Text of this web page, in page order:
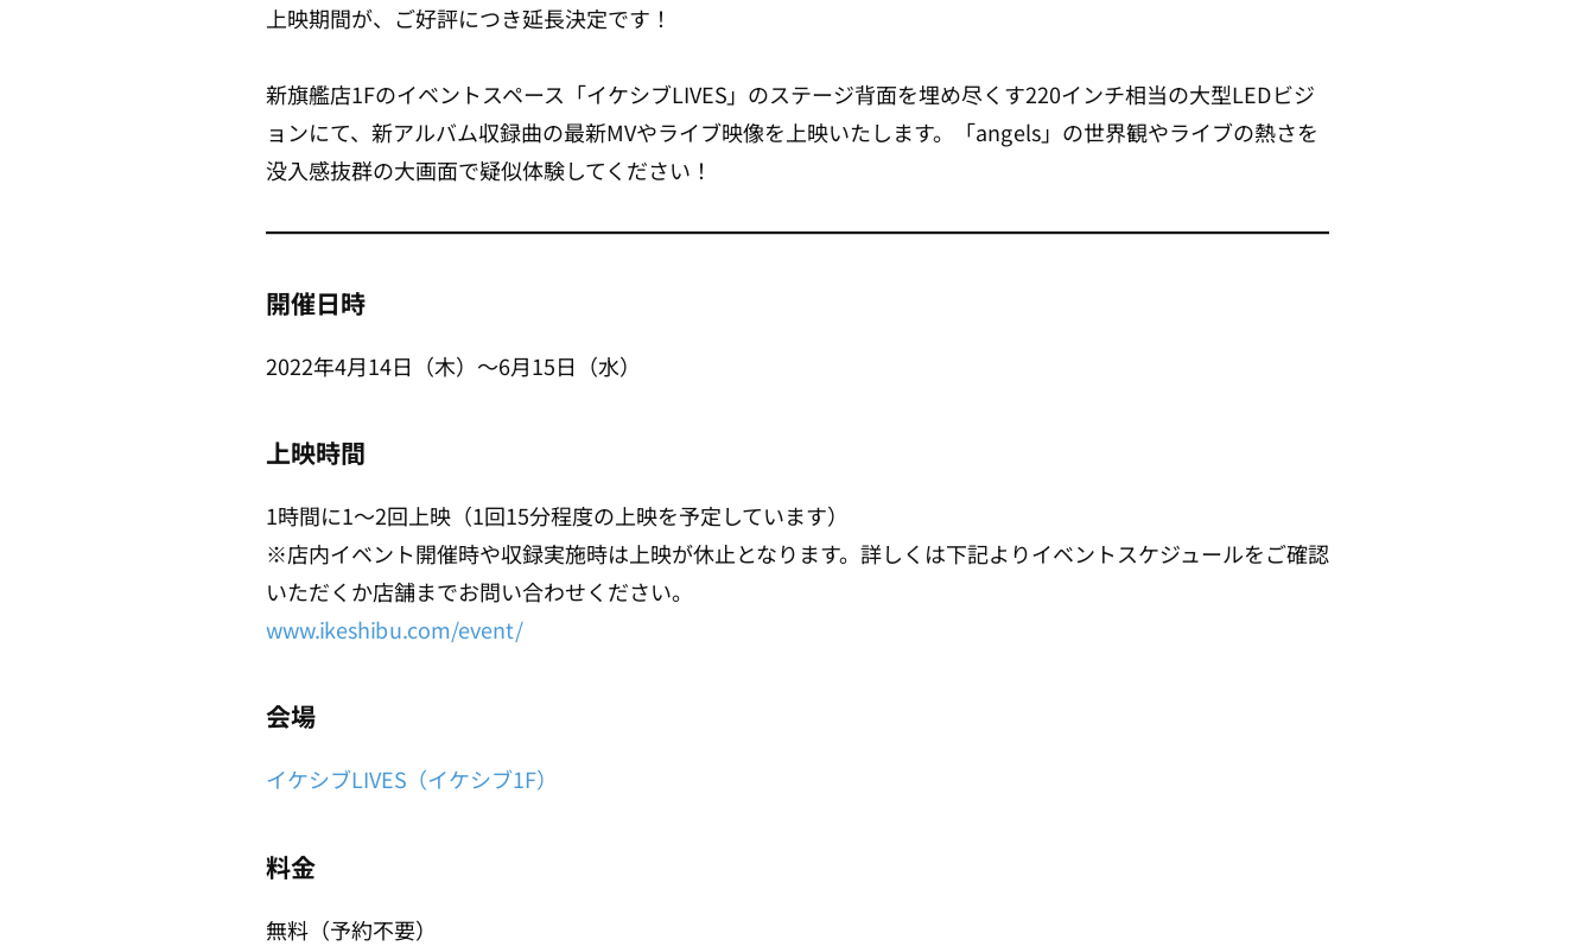
上映期間が、ご好評につき延長決定です！
新旗艦店1Fのイベントスペース「イケシブLIVES」のステージ背面を埋め尽くす220インチ相当の大型LEDビジ
ョンにて、新アルバム収録曲の最新MVやライブ映像を上映いたします。「angels」の世界観やライブの熱さを
没入感抜群の大画面で疑似体験してください！
開催日時
2022年4月14日（木）～6月15日（水）
上映時間
1時間に1～2回上映（1回15分程度の上映を予定しています）
※店内イベント開催時や収録実施時は上映が休止となります。詳しくは下記よりイベントスケジュールをご確認
いただくか店舗までお問い合わせください。
www.ikeshibu.com/event/
会場
イケシブLIVES（イケシブ1F）
料金
無料（予約不要）